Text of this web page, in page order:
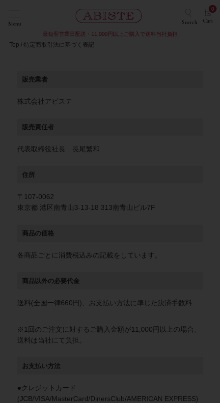
Menu Search Cart
0
最短翌営業日配送・11,000円以上ご購入で送料当社負担
Top 特定商取引法に基づく表記
販売業者
株式会社アビステ
販売責任者
代表取締役社長 長尾繁和
住所
〒107-0062
東京都 港区南青山3-13-18 313南青山ビル7F
商品の価格
各商品ごとに消費税込みの記載をしています。
商品以外の必要代金
送料(全国一律660円)、お支払い方法に準じた決済手数料
※1回のご注文に対するご購入金額が11,000円以上の場合、
送料は当社にて負担。
お支払い方法
●クレジットカード
(JCB/VISA/MasterCard/DinersClub/AMERICAN EXPRESS)